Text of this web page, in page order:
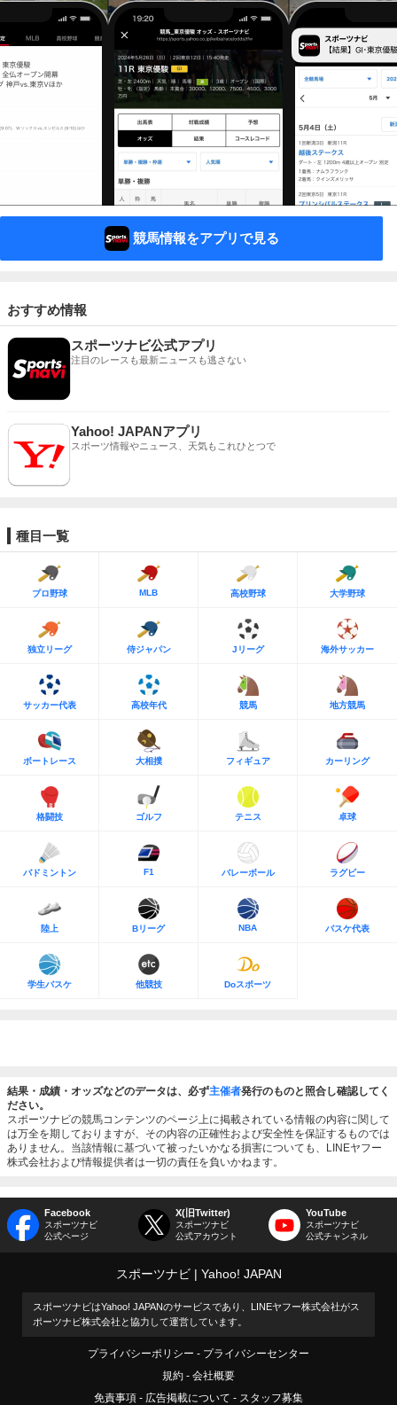
競馬情報をアプリで見る
おすすめ情報
スポーツナビ公式アプリ
注目のレースも最新ニュースも逃さない
Yahoo! JAPANアプリ
スポーツ情報やニュース、天気もこれひとつで
種目一覧
プロ野球 MLB 高校野球 大学野球
独立リーグ 侍ジャパン Jリーグ 海外サッカー
サッカー代表 高校年代 競馬 地方競馬
ボートレース 大相撲 フィギュア カーリング
格闘技 ゴルフ テニス 卓球
バドミントン F1 バレーボール ラグビー
陸上 Bリーグ NBA バスケ代表
学生バスケ 他競技 Doスポーツ
結果・成績・オッズなどのデータは、必ず主催者発行のものと照合し確認してく
ださい。
スポーツナビの競馬コンテンツのページ上に掲載されている情報の内容に関して
は万全を期しておりますが、その内容の正確性および安全性を保証するものでは
ありません。当該情報に基づいて被ったいかなる損害についても、LINEヤフー
株式会社および情報提供者は一切の責任を負いかねます。
Facebook
スポーツナビ
公式ページ
X(旧Twitter)
スポーツナビ
公式アカウント
YouTube
スポーツナビ
公式チャンネル
スポーツナビ Yahoo! JAPAN
スポーツナビはYahoo! JAPANのサービスであり、LINEヤフー株式会社がス
ポーツナビ株式会社と協力して運営しています。
プライバシーポリシー
プライバシーセンター
規約
会社概要
免責事項
広告掲載について スタッフ募集